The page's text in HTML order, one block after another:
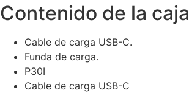
Contenido de la caja
Cable de carga USB-C.
Funda de carga.
P30I
Cable de carga USB-C